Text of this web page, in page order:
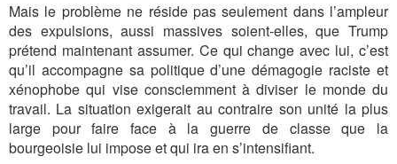
Mais le problème ne réside pas seulement dans l’ampleur
des expulsions, aussi massives soient-elles, que Trump
prétend maintenant assumer. Ce qui change avec lui, c’est
qu’il accompagne sa politique d’une démagogie raciste et
xénophobe qui vise consciemment à diviser le monde du
travail. La situation exigerait au contraire son unité la plus
large pour faire face à la guerre de classe que la
bourgeoisie lui impose et qui ira en s’intensifiant.